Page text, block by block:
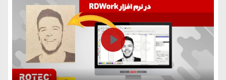
Play